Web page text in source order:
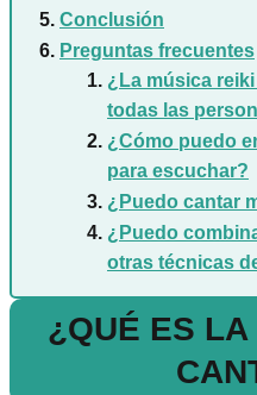
Conclusión
Preguntas frecuentes
¿La música
todas las
¿Cómo puedo
para escuchar?
¿Puedo cantar
¿Puedo
otras técnicas
¿QUÉ ES LA